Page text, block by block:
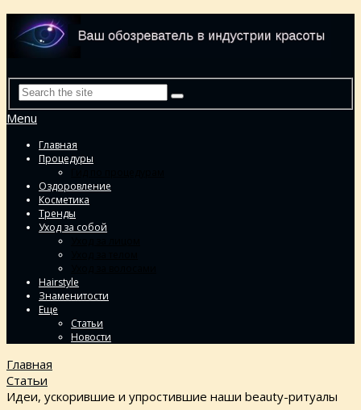
Menu
Главная
Процедуры
Оздоровление
Косметика
Тренды
Уход за собой
Hairstyle
Знаменитости
Еще
Статьи
Новости
Главная
Статьи
Идеи, ускорившие и упростившие наши beauty-ритуалы